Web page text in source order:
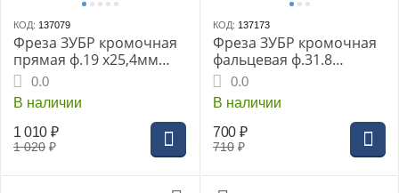
КОД: 137079
Фреза ЗУБР кромочная
прямая ф.19 х25,4мм
хв.8мм с верхним
подшипником (28756-
19-26)
0.0
В наличии
1 020 ₽
1 010 ₽
КОД: 137173
Фреза ЗУБР кромочная
фальцевая ф.31.8
х12.7x9.5мм хв.8мм
подшипник 12.7мм
(28758-31.8)
0.0
В наличии
710 ₽
700 ₽